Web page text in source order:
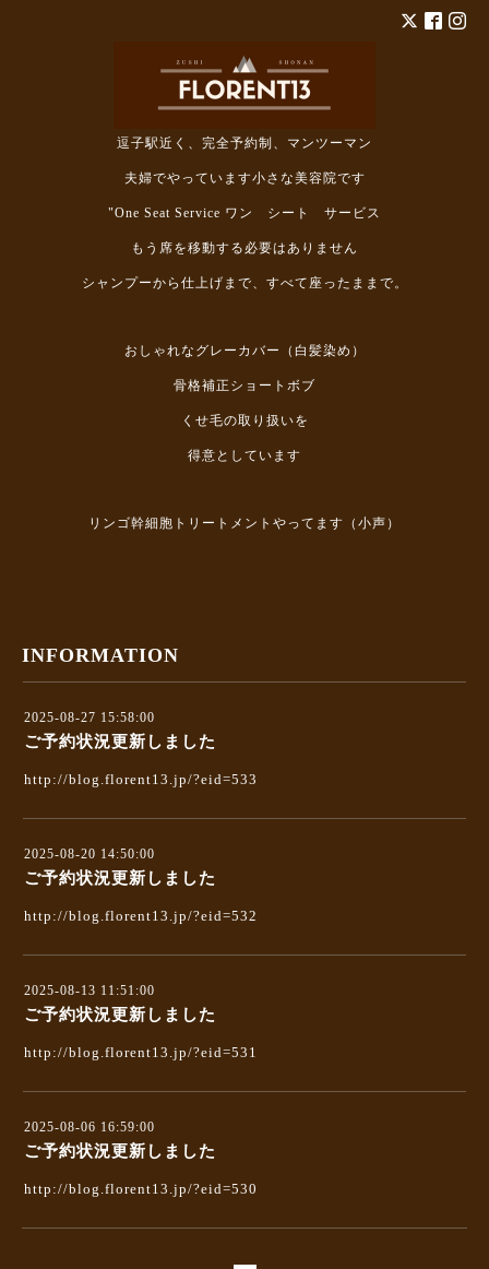
逗子駅近く、完全予約制、マンツーマン
夫婦でやっています小さな美容院です
"One Seat Service ワン シート サービス
もう席を移動する必要はありません
シャンプーから仕上げまで、すべて座ったままで。
おしゃれなグレーカバー（白髪染め）
骨格補正ショートボブ
くせ毛の取り扱いを
得意としています
リンゴ幹細胞トリートメントやってます（小声）
INFORMATION
2025-08-27 15:58:00
ご予約状況更新しました
http://blog.florent13.jp/?eid=533
2025-08-20 14:50:00
ご予約状況更新しました
http://blog.florent13.jp/?eid=532
2025-08-13 11:51:00
ご予約状況更新しました
http://blog.florent13.jp/?eid=531
2025-08-06 16:59:00
ご予約状況更新しました
http://blog.florent13.jp/?eid=530